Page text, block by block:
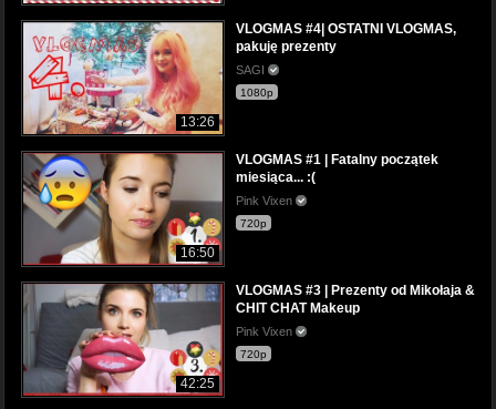
13:26
VLOGMAS #4| OSTATNI VLOGMAS,
pakuję prezenty
SAGI
1080p
16:50
VLOGMAS #1 | Fatalny początek
miesiąca... :(
Pink Vixen
720p
42:25
VLOGMAS #3 | Prezenty od Mikołaja &
CHIT CHAT Makeup
Pink Vixen
720p